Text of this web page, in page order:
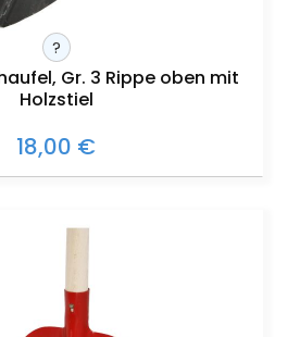
?
Gr. 3 Rippe oben mit
Holzstiel
18,00 €